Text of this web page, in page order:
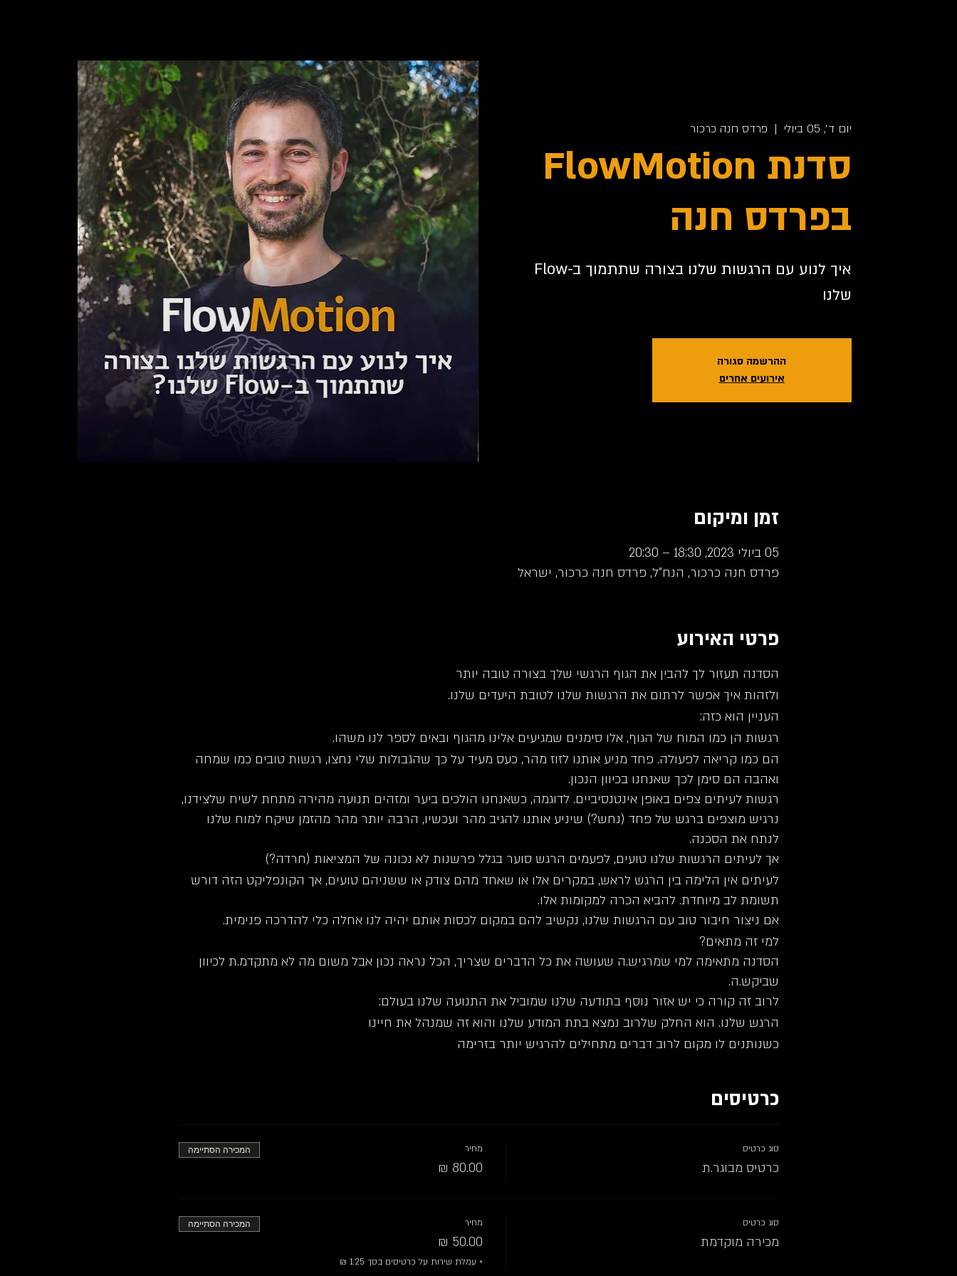
יום ד׳, 05 ביולי
  |
פרדס חנה כרכור
סדנת FlowMotion
בפרדס חנה
איך לנוע עם הרגשות שלנו בצורה שתתמוך ב-Flow
שלנו
ההרשמה סגורה
אירועים אחרים
זמן ומיקום
05 ביולי 2023, 18:30 – 20:30
פרדס חנה כרכור, הנח"ל, פרדס חנה כרכור, ישראל
פרטי האירוע
הסדנה תעזור לך להבין את הגוף הרגשי שלך בצורה טובה יותר
ולזהות איך אפשר לרתום את הרגשות שלנו לטובת היעדים שלנו.
העניין הוא כזה:
רגשות הן כמו המוח של הגוף, אלו סימנים שמגיעים אלינו מהגוף ובאים לספר לנו משהו.
הם כמו קריאה לפעולה. פחד מניע אותנו לזוז מהר, כעס מעיד על כך שהגבולות שלי נחצו, רגשות טובים כמו שמחה
ואהבה הם סימן לכך שאנחנו בכיוון הנכון.
רגשות לעיתים צפים באופן אינטנסיביים. לדוגמה, כשאנחנו הולכים ביער ומזהים תנועה מהירה מתחת לשיח שלצידנו,
נרגיש מוצפים ברגש של פחד (נחש?) שיניע אותנו להגיב מהר ועכשיו, הרבה יותר מהר מהזמן שיקח למוח שלנו
לנתח את הסכנה.
אך לעיתים הרגשות שלנו טועים, לפעמים הרגש סוער בגלל פרשנות לא נכונה של המציאות (חרדה?)
לעיתים אין הלימה בין הרגש לראש, במקרים אלו או שאחד מהם צודק או ששניהם טועים, אך הקונפליקט הזה דורש
תשומת לב מיוחדת. להביא הכרה למקומות אלו.
אם ניצור חיבור טוב עם הרגשות שלנו, נקשיב להם במקום לכסות אותם יהיה לנו אחלה כלי להדרכה פנימית.
למי זה מתאים?
הסדנה מתאימה למי שמרגיש.ה שעושה את כל הדברים שצריך, הכל נראה נכון אבל משום מה לא מתקדמ.ת לכיוון
שביקש.ה.
לרוב זה קורה כי יש אזור נוסף בתודעה שלנו שמוביל את התנועה שלנו בעולם:
הרגש שלנו. הוא החלק שלרוב נמצא בתת המודע שלנו והוא זה שמנהל את חיינו
כשנותנים לו מקום לרוב דברים מתחילים להרגיש יותר בזרימה
כרטיסים
סוג כרטיס
כרטיס מבוגר.ת
מחיר המכירה הסתיימה
סוג כרטיס
מכירה מוקדמת
מחיר
+ עמלת שירות על כרטיסים בסך ‏1.25 ‏₪
המכירה הסתיימה